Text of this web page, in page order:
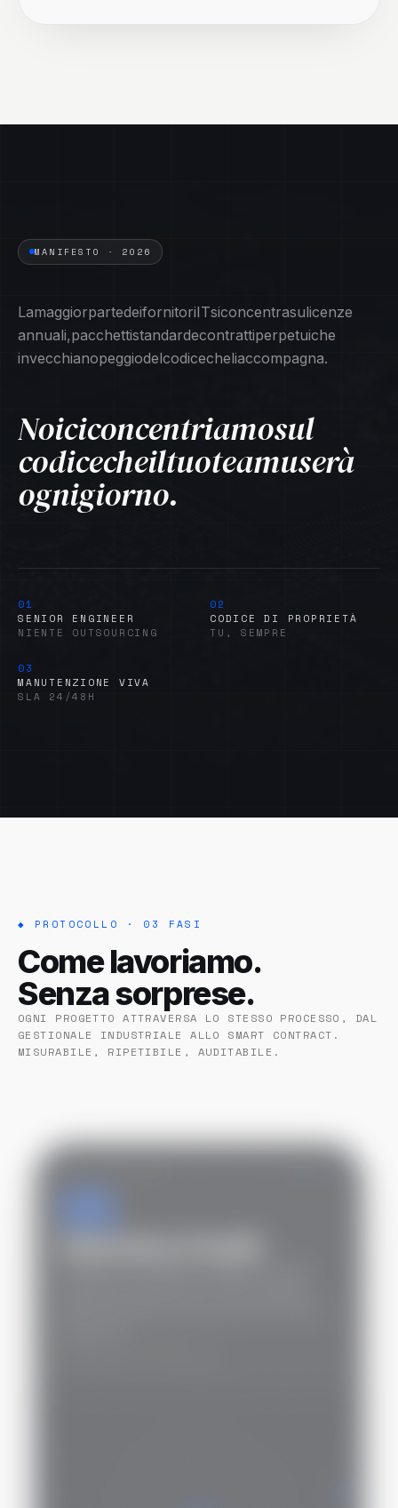
MANIFESTO · 2026
LamaggiorpartedeifornitoriITsiconcentrasulicenze
annuali,pacchettistandardecontrattiperpetuiche
invecchianopeggiodelcodicecheliaccompagna.
Noiciconcentriamosul
codicecheiltuoteamuserà
ognigiorno.
01
SENIOR ENGINEER
NIENTE OUTSOURCING
02
CODICE DI PROPRIETÀ
TU, SEMPRE
03
MANUTENZIONE VIVA
SLA 24/48H
◆ PROTOCOLLO · 03 FASI
Come lavoriamo.
Senza sorprese.
OGNI PROGETTO ATTRAVERSA LO STESSO PROCESSO, DAL
GESTIONALE INDUSTRIALE ALLO SMART CONTRACT.
MISURABILE, RIPETIBILE, AUDITABILE.
01